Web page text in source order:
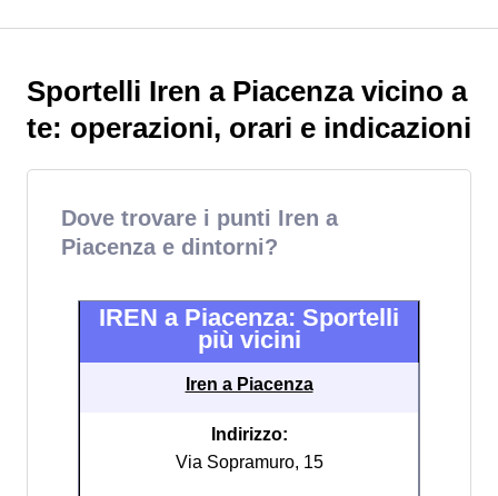
Sportelli Iren a Piacenza vicino a
te: operazioni, orari e indicazioni
Dove trovare i punti Iren a
Piacenza e dintorni?
IREN a Piacenza: Sportelli
più vicini
Iren a Piacenza
Indirizzo:
Via Sopramuro, 15